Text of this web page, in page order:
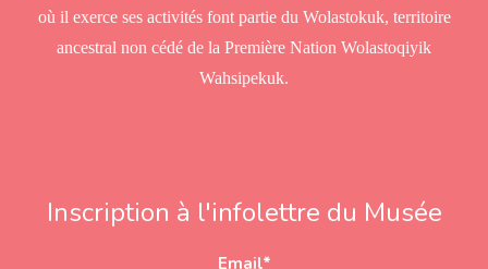
où il exerce ses activités font partie du Wolastokuk, territoire
ancestral non cédé de la Première Nation Wolastoqiyik
Wahsipekuk.
Inscription à l'infolettre du Musée
Email*